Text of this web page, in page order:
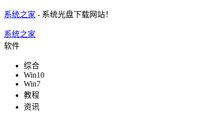
系统之家 - 系统光盘下载网站！
系统之家
软件
综合
Win10
Win7
教程
资讯